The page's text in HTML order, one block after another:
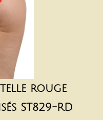
rouge
ST829-RD